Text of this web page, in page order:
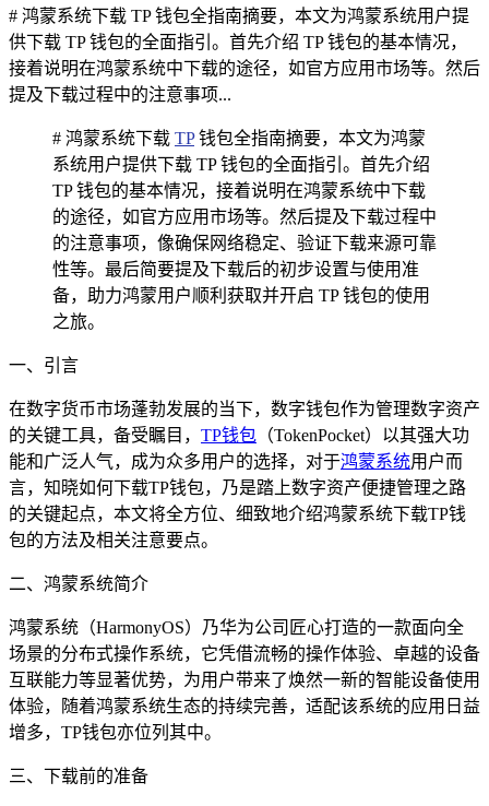
# 鸿蒙系统下载 TP 钱包全指南摘要，本文为鸿蒙系统用户提
供下载 TP 钱包的全面指引。首先介绍 TP 钱包的基本情况，
接着说明在鸿蒙系统中下载的途径，如官方应用市场等。然后
提及下载过程中的注意事项...
# 鸿蒙系统下载 TP钱包全指南摘要，本文为鸿蒙
系统用户提供下载 TP 钱包的全面指引。首先介绍
TP 钱包的基本情况，接着说明在鸿蒙系统中下载
的途径，如官方应用市场等。然后提及下载过程中
的注意事项，像确保网络稳定、验证下载来源可靠
性等。最后简要提及下载后的初步设置与使用准
备，助力鸿蒙用户顺利获取并开启 TP 钱包的使用
之旅。
一、引言
在数字货币市场蓬勃发展的当下，数字钱包作为管理数字资产
的关键工具，备受瞩目， TP钱包 （TokenPocket）以其强大功
能和广泛人气，成为众多用户的选择，对于鸿蒙系统用户而
言，知晓如何下载TP钱包，乃是踏上数字资产便捷管理之路
的关键起点，本文将全方位、细致地介绍鸿蒙系统下载TP钱
包的方法及相关注意要点。
二、鸿蒙系统简介
鸿蒙系统（HarmonyOS）乃华为公司匠心打造的一款面向全
场景的分布式操作系统，它凭借流畅的操作体验、卓越的设备
互联能力等显著优势，为用户带来了焕然一新的智能设备使用
体验，随着鸿蒙系统生态的持续完善，适配该系统的应用日益
增多，TP钱包亦位列其中。
三、下载前的准备